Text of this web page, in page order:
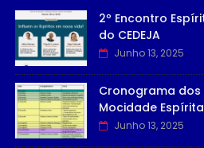
2º Encontro
do CEDEJA
Junho 13, 2025
Cronograma
Mocidade
Junho 13, 2025